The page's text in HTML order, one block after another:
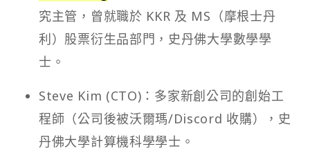
究主管，曾就職於 KKR 及 MS（摩根士丹
利）股票衍生品部門，史丹佛大學數學學
士。
Steve Kim (CTO)：多家新創公司的創始工
程師（公司後被沃爾瑪/Discord 收購），史
丹佛大學計算機科學學士。